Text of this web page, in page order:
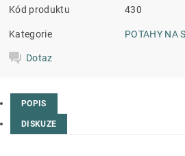
Kód produktu 430
Kategorie POTAHY NA
Dotaz
POPIS
DISKUZE